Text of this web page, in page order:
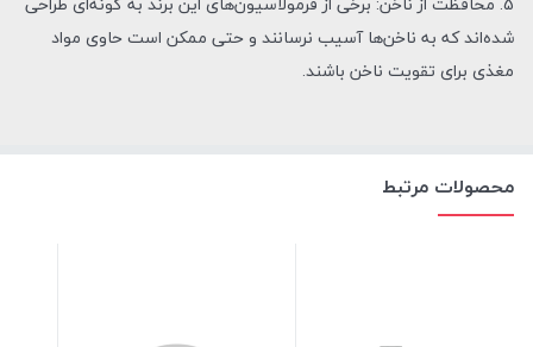
شده‌اند که به ناخن‌ها آسیب نرسانند و حتی ممکن است حاوی مواد
مغذی برای تقویت ناخن باشند.
محصولات مرتبط